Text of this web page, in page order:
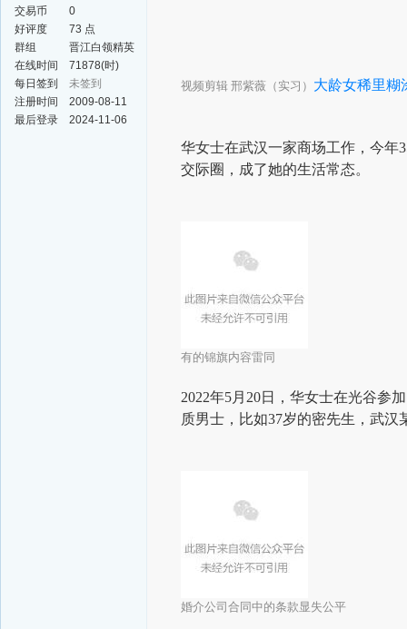
交易币
0
好评度
73 点
群组
晋江白领精英
群
在线时间
71878(时)
每日签到
未签到
注册时间
2009-08-11
最后登录
2024-11-06
视频剪辑 邢紫薇（实习） 大龄女稀里糊
华女士在武汉一家商场工作，今年
交际圈，成了她的生活常态。
有的锦旗内容雷同
2022年5月20日，华女士在光谷参
质男士，比如37岁的密先生，武
婚介公司合同中的条款显失公平